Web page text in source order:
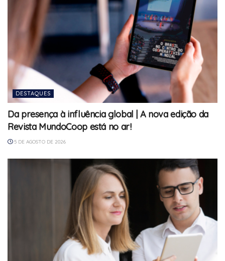
DESTAQUES
Da presença à influência global | A nova edição da
Revista MundoCoop está no ar!
5 DE AGOSTO DE 2026